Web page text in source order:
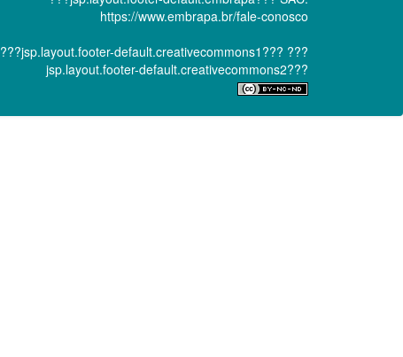
https://www.embrapa.br/fale-conosco
???jsp.layout.footer-default.creativecommons1??? ???
jsp.layout.footer-default.creativecommons2???